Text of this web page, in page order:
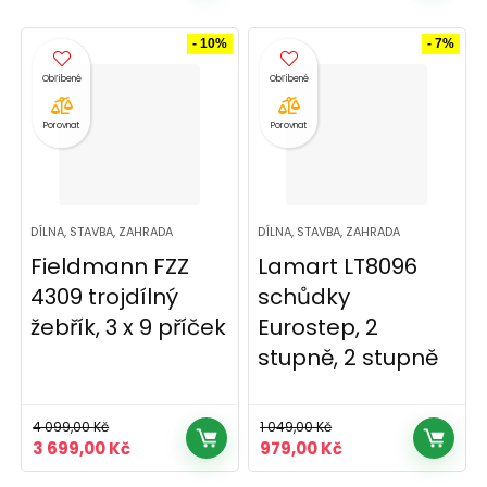
990,00 Kč.
290,00 Kč.
Porovnat
- 10%
DÍLNA, STAVBA, ZAHRADA
Fieldmann FZZ
4309 trojdílný
žebřík, 3 x 9 příček
4 099,00Kč
Původní
cena
3 699,00KčAktuální
cena
Porovnat
- 7%
DÍLNA, STAVBA, ZAHRADA
Lamart LT8096
schůdky
Eurostep, 2
stupně, 2 stupně
1 049,00Kč
Původní
cena
979,00KčAktuální
cena